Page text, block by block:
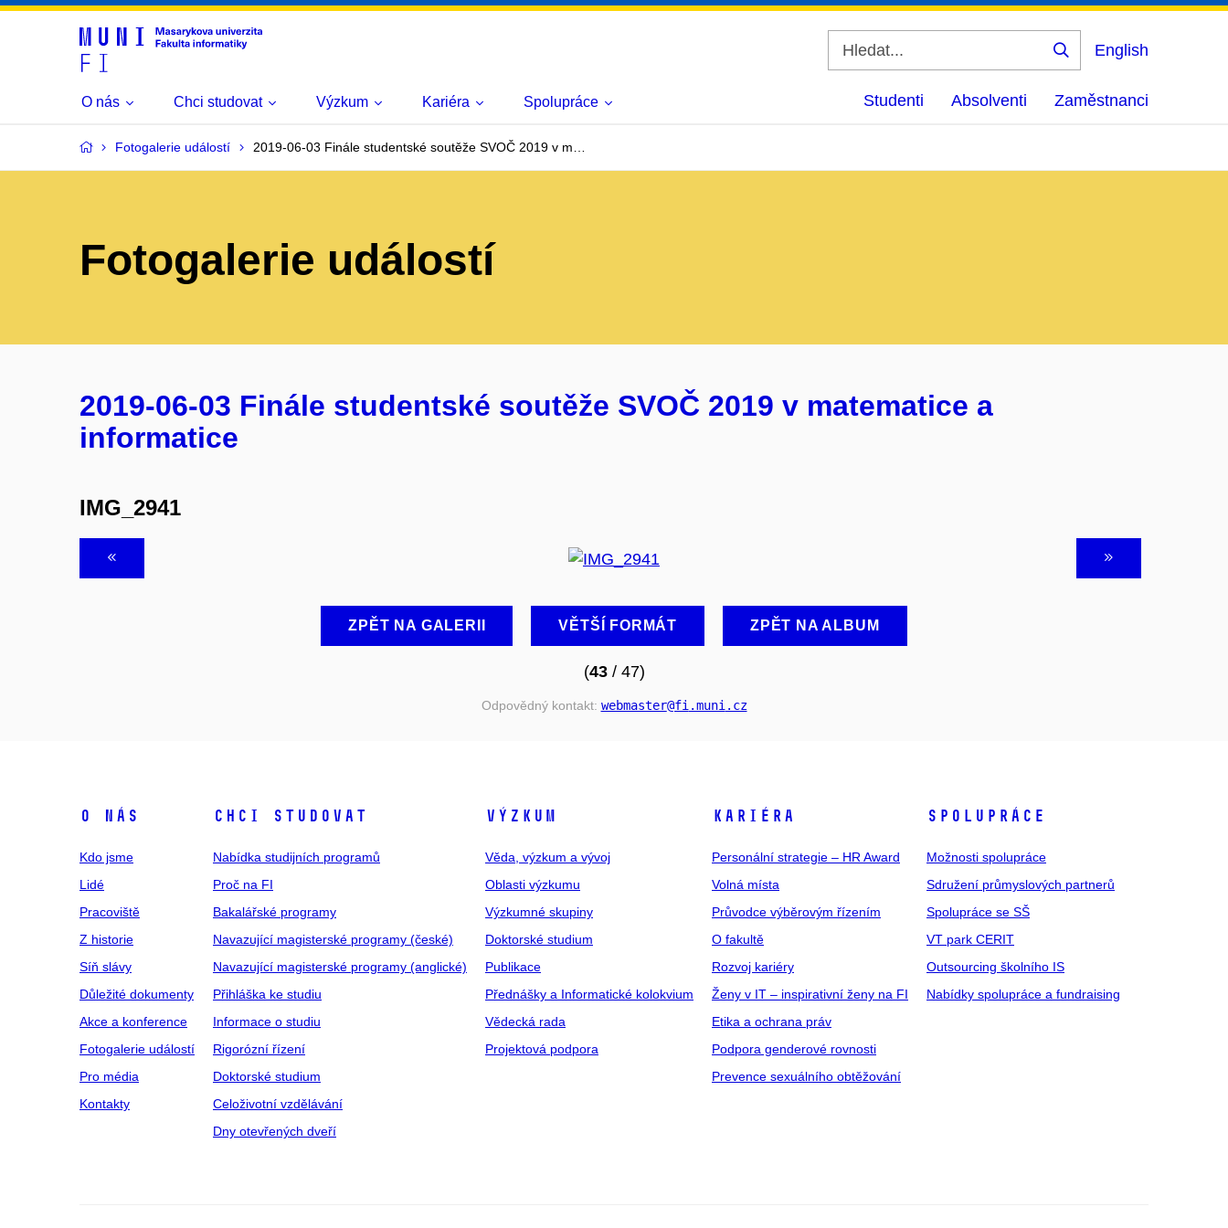
Vyhledat
English
O nás Chci studovat Výzkum Kariéra Spolupráce Studenti Absolventi Zaměstnanci
Fotogalerie událostí 2019-06-03 Finále studentské soutěže SVOČ 2019 v m…
Fotogalerie událostí
2019-06-03 Finále studentské soutěže SVOČ 2019 v matematice a
informatice
IMG_2941
ZPĚT NA GALERII VĚTŠÍ FORMÁT ZPĚT NA ALBUM
(43/ 47)
Odpovědný kontakt: webmaster@fi .muni .cz
O NÁS
Kdo jsme
Lidé
Pracoviště
Z historie
Síň slávy
Důležité dokumenty
Akce a konference
Fotogalerie událostí
Pro média
Kontakty
CHCI STUDOVAT
Nabídka studijních programů
Proč na FI
Bakalářské programy
Navazující magisterské programy (české)
Navazující magisterské programy (anglické)
Přihláška ke studiu
Informace o studiu
Rigorózní řízení
Doktorské studium
Celoživotní vzdělávání
Dny otevřených dveří
VÝZKUM
Věda, výzkum a vývoj
Oblasti výzkumu
Výzkumné skupiny
Doktorské studium
Publikace
Přednášky a Informatické kolokvium
Vědecká rada
Projektová podpora
KARIÉRA
Personální strategie – HR Award
Volná místa
Průvodce výběrovým řízením
O fakultě
Rozvoj kariéry
Ženy v IT – inspirativní ženy na FI
Etika a ochrana práv
Podpora genderové rovnosti
Prevence sexuálního obtěžování
SPOLUPRÁCE
Možnosti spolupráce
Sdružení průmyslových partnerů
Spolupráce se SŠ
VT park CERIT
Outsourcing školního IS
Nabídky spolupráce a fundraising